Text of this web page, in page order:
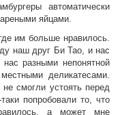
автоматически
яйцами.
им больше нравилось.
наш друг Би Тао, и нас
разными непонятной
деликатесами.
смогли устоять перед
попробовали то, что
а может мне